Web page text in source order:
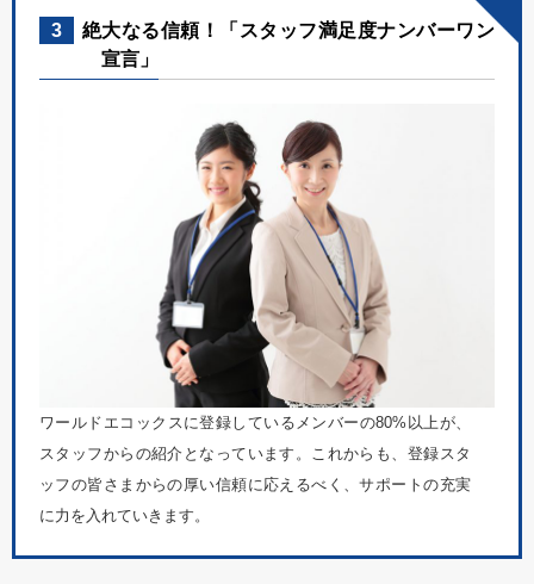
3
絶大なる信頼！「スタッフ満足度ナンバーワン
宣言」
ワールドエコックスに登録しているメンバーの80%以上が、
スタッフからの紹介となっています。これからも、登録スタ
ッフの皆さまからの厚い信頼に応えるべく、サポートの充実
に力を入れていきます。